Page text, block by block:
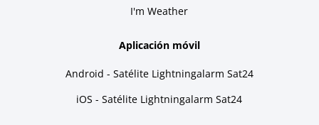
I'm Weather
Aplicación móvil
Android - Satélite Lightningalarm Sat24
iOS - Satélite Lightningalarm Sat24